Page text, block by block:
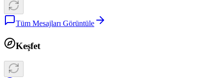
Tüm Mesajları Görüntüle
Keşfet